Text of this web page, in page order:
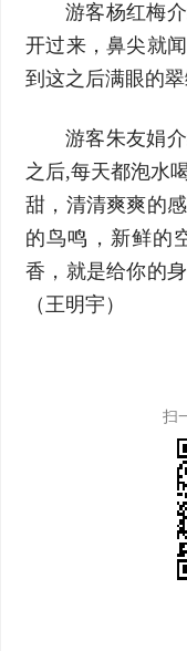
游客杨红梅
开过来，鼻尖就
到这之后满眼的
游客朱友娟
之后,每天都泡水
甜，清清爽爽的
的鸟鸣，新鲜的
香，就是给你的
（王明宇）
扫